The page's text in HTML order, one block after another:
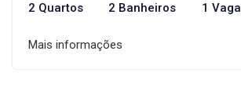
2 Quartos 2 Banheiros 1 Vaga
Mais informações